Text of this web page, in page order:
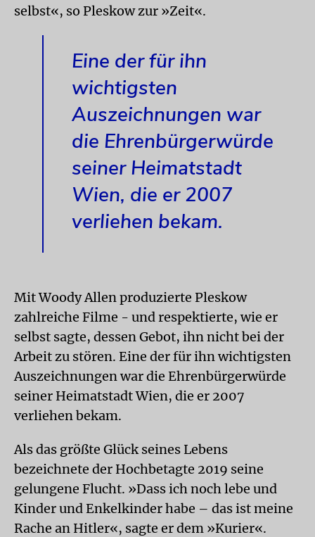
selbst«, so Pleskow zur »Zeit«.
Eine der für ihn
wichtigsten
Auszeichnungen war
die Ehrenbürgerwürde
seiner Heimatstadt
Wien, die er 2007
verliehen bekam.
Mit Woody Allen produzierte Pleskow
zahlreiche Filme - und respektierte, wie er
selbst sagte, dessen Gebot, ihn nicht bei der
Arbeit zu stören. Eine der für ihn wichtigsten
Auszeichnungen war die Ehrenbürgerwürde
seiner Heimatstadt Wien, die er 2007
verliehen bekam.
Als das größte Glück seines Lebens
bezeichnete der Hochbetagte 2019 seine
gelungene Flucht. »Dass ich noch lebe und
Kinder und Enkelkinder habe – das ist meine
Rache an Hitler«, sagte er dem »Kurier«.